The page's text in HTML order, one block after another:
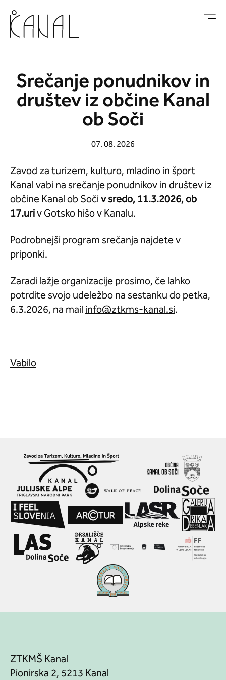
Srečanje ponudnikov in
društev iz občine Kanal
ob Soči
07. 08. 2026
Zavod za turizem, kulturo, mladino in šport
Kanal vabi na srečanje ponudnikov in društev iz
občine Kanal ob Sočiv sredo, 11.3.2026, ob
17.uriv Gotsko hišo v Kanalu.
Podrobnejši program srečanja najdete v
priponki.
Zaradi lažje organizacije prosimo, če lahko
potrdite svojo udeležbo na sestanku do petka,
6.3.2026, na mail
.
Vabilo
ZTKMŠ Kanal
Pionirska 2, 5213 Kanal